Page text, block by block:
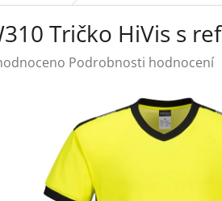
Tričko HiVis s
Podrobnosti hodnocení